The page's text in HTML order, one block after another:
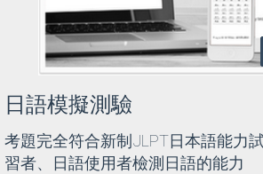
日語模擬測驗
考題完全符合新制JLPT日本語能力
習者、日語使用者檢測日語的能力